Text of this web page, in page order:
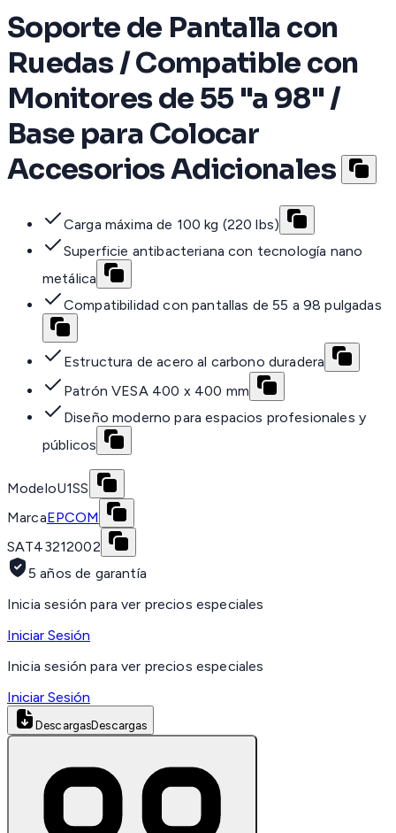
Soporte de Pantalla con
Ruedas / Compatible con
Monitores de 55 "a 98" /
Base para Colocar
Accesorios Adicionales
Carga máxima de 100 kg (220 lbs)
Superficie antibacteriana con tecnología nano
metálica
Compatibilidad con pantallas de 55 a 98 pulgadas
Estructura de acero al carbono duradera
Patrón VESA 400 x 400 mm
Diseño moderno para espacios profesionales y
públicos
ModeloU1SS
MarcaEPCOM
SAT43212002
5 años de garantía
Inicia sesión para ver precios especiales
Iniciar Sesión
Inicia sesión para ver precios especiales
Iniciar Sesión
DescargasDescargas